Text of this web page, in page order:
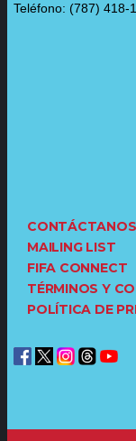
Teléfono: (787) 418-
CONTÁCTANOS
MAILING LIST
FIFA CONNECT
TÉRMINOS Y
POLÍTICA DE